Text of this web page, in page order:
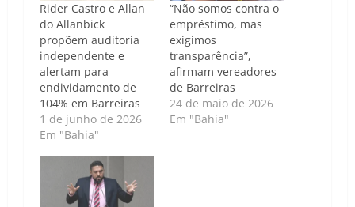
Rider Castro e Allan
do Allanbick
propõem auditoria
independente e
alertam para
endividamento de
104% em Barreiras
1 de junho de 2026
Em "Bahia"
“Não somos contra o
empréstimo, mas
exigimos
transparência”,
afirmam vereadores
de Barreiras
24 de maio de 2026
Em "Bahia"